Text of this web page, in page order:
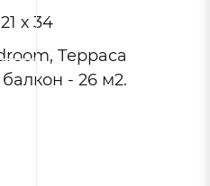
21 х 34
Терраса
балкон - 26 м2.